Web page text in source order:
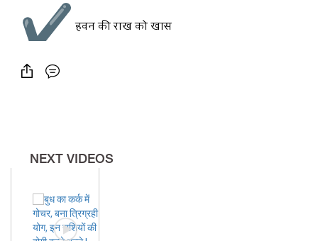
हवन की राख को खास
क्यों माना जाता है?
तिजोरी में हवन की राख
रखने का पारंपरिक तरीका क्या है?
NEXT VIDEOS